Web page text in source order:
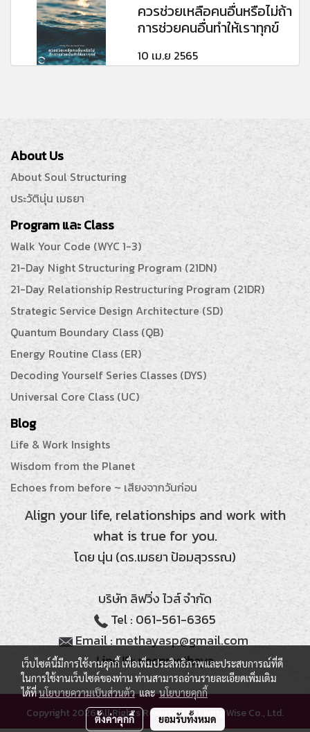
ควรช่วยเหลือคนอื่นหรือไม่ถ้า
การช่วยคนอื่นทำให้เราทุกข์
10 เม.ย 2565
About Us
About Soul Structuring
ประวัตินุ่น เมธยา
Program และ Class
Walk Your Code (WYC 1-3)
21-Day Night Structuring Program (21DN)
21-Day Relationship Restructuring Program (21DR)
Strategic Service Design Architecture (SD)
Quantum Boundary Class (QB)
Energy Routine Class (ER)
Decoding Yourself Series Classes (DYS)
Universal Core Class (UC)
Blog
Life & Work Insights
Wisdom from the Planet
Echoes from before ~ เสียงจากวันก่อน
Align your life, relationships and work with
what is true for you.
โดย นุ่น (ดร.เมธยา ป้อมสุวรรณ)
บริษัท ลิฟวิ่ง ไวส์ จำกัด
Tel : 061-561-6365
Email : methayasp@gmail.com
Line ID: noonmethaya
Copyright 2026 All Rights Reserved by Living Wise Co., Ltd.
เว็บไซต์นี้มีการใช้งานคุกกี้ เพื่อเพิ่มประสิทธิภาพและประสบการณ์ที่ดี
ในการใช้งานเว็บไซต์ของท่าน ท่านสามารถอ่านรายละเอียดเพิ่มเติม
ได้ที่นโยบายความเป็นส่วนตัวและนโยบายคุกกี้
ตั้งค่าคุกกี้ ยอมรับทั้งหมด